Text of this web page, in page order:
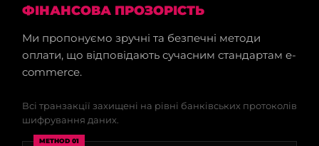
ФІНАНСОВА ПРОЗОРІСТЬ
Ми пропонуємо зручні та безпечні методи
оплати, що відповідають сучасним стандартам e-
commerce.
Всі транзакції захищені на рівні банківських протоколів
шифрування даних.
METHOD 01